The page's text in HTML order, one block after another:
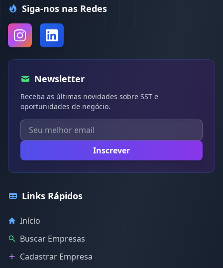
Siga-nos nas Redes
Newsletter
Receba as últimas novidades sobre SST e
oportunidades de negócio.
Inscrever
Links Rápidos
Início
Buscar Empresas
Cadastrar Empresa